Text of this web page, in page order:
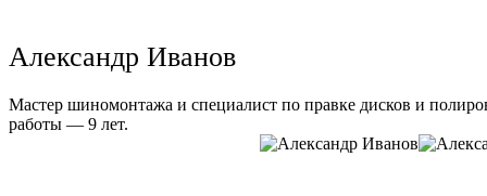
Александр Иванов
Мастер шиномонтажа и специалист по правке дисков и
работы — 9 лет.